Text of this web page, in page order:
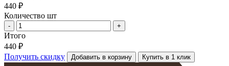
440 ₽
Количество шт
- +
Итого
440 ₽
Получить скидку
Добавить в корзину Купить в 1 клик